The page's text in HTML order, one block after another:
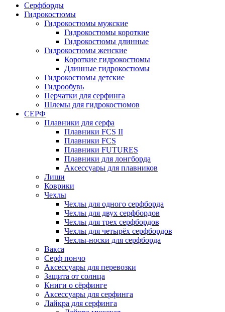
Серфборды
Гидрокостюмы
Гидрокостюмы мужские
Гидрокостюмы короткие
Гидрокостюмы длинные
Гидрокостюмы женские
Короткие гидрокостюмы
Длинные гидрокостюмы
Гидрокостюмы детские
Гидрообувь
Перчатки для серфинга
Шлемы для гидрокостюмов
СЕРФ
Плавники для серфа
Плавники FCS II
Плавники FCS
Плавники FUTURES
Плавники для лонгборда
Аксессуары для плавников
Лиши
Коврики
Чехлы
Чехлы для одного серфборда
Чехлы для двух серфбордов
Чехлы для трех серфбордов
Чехлы для четырёх серфбордов
Чехлы-носки для серфборда
Вакса
Серф пончо
Аксессуары для перевозки
Защита от солнца
Книги о сёрфинге
Аксессуары для серфинга
Лайкра для серфинга